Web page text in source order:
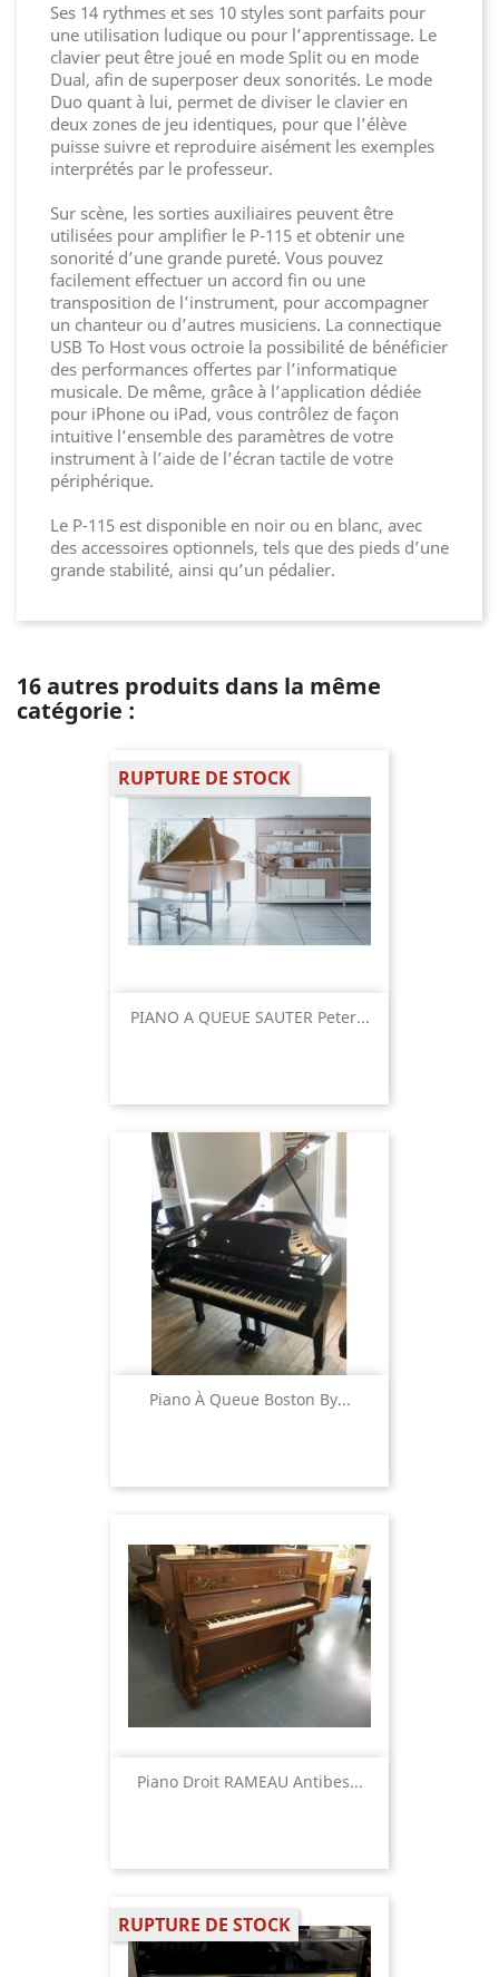
Ses 14 rythmes et ses 10 styles sont parfaits pour
une utilisation ludique ou pour l’apprentissage. Le
clavier peut être joué en mode Split ou en mode
Dual, afin de superposer deux sonorités. Le mode
Duo quant à lui, permet de diviser le clavier en
deux zones de jeu identiques, pour que l’élève
puisse suivre et reproduire aisément les exemples
interprétés par le professeur.
Sur scène, les sorties auxiliaires peuvent être
utilisées pour amplifier le P-115 et obtenir une
sonorité d’une grande pureté. Vous pouvez
facilement effectuer un accord fin ou une
transposition de l’instrument, pour accompagner
un chanteur ou d’autres musiciens. La connectique
USB To Host vous octroie la possibilité de bénéficier
des performances offertes par l’informatique
musicale. De même, grâce à l’application dédiée
pour iPhone ou iPad, vous contrôlez de façon
intuitive l’ensemble des paramètres de votre
instrument à l’aide de l’écran tactile de votre
périphérique.
Le P-115 est disponible en noir ou en blanc, avec
des accessoires optionnels, tels que des pieds d’une
grande stabilité, ainsi qu’un pédalier.
16 autres produits dans la même
catégorie :
PIANO A QUEUE SAUTER Peter...
RUPTURE DE STOCK
Piano À Queue Boston By...
Piano Droit RAMEAU Antibes...
RUPTURE DE STOCK